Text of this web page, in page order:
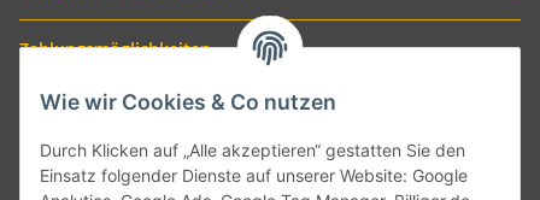
Zahlungsmöglichkeiten
Wie wir Cookies & Co nutzen
Durch Klicken auf „Alle akzeptieren“ gestatten Sie den
Einsatz folgender Dienste auf unserer Website: Google